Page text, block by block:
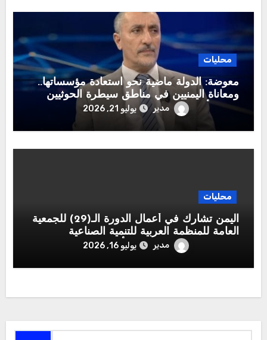
محليات
معوضة: الدولة ماضية نحو استعادة مؤسساتها..
ومعاناة اليمنيين في مناطق سيطرة الحوثيين
تتصدر أولويات القيادة الشرعية
مدير يوليو 21, 2026
محليات
اليمن تشارك في أعمال الدورة الـ(29) للجمعية
العامة للمنظمة العربية للتنمية الصناعية
والتقييس والتعدين بوفد يرأسه وزير الصناعة
مدير يوليو 16, 2026